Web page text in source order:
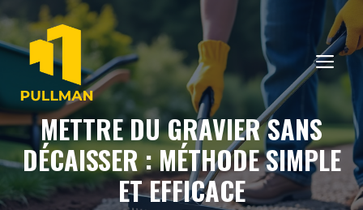
contenu
METTRE DU GRAVIER SANS
DÉCAISSER : MÉTHODE SIMPLE
ET EFFICACE